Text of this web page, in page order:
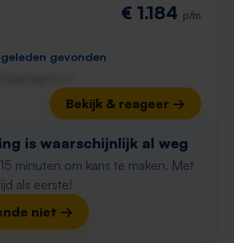
€ 1.184 p/m
gevonden
Bekijk & reageer →
is waarschijnlijk al weg
minuten om kans te maken. Met
als eerste!
niet →